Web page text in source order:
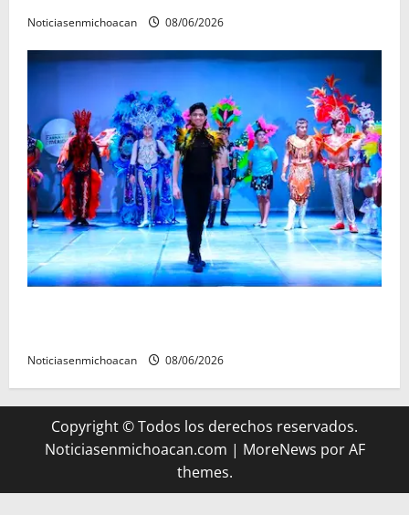
Noticiasenmichoacan 08/06/2026
Noticiasenmichoacan 08/06/2026
Copyright © Todos los derechos reservados.
Noticiasenmichoacan.com | MoreNews por AF
themes.